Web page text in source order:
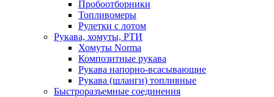
Пробоотборники
Топливомеры
Рулетки с лотом
Рукава, хомуты, РТИ
Хомуты Norma
Композитные рукава
Рукава напорно-всасывающие
Рукава (шланги) топливные
Быстроразъемные соединения